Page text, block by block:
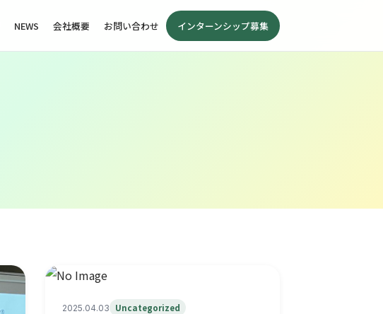
NEWS 会社概要 お問い合わせ インターンシップ募集
2025.04.03 Uncategorized